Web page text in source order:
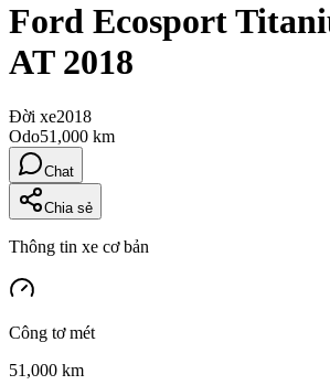
Ford Ecosport
AT 2018
Đời xe2018
Odo51,000 km
Chat
Chia sẻ
Thông tin xe cơ bản
Công tơ mét
51,000 km